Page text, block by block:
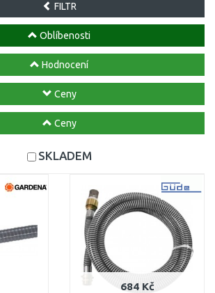
FILTR
Oblíbenosti
Hodnocení
Ceny
Ceny
SKLADEM
684 Kč